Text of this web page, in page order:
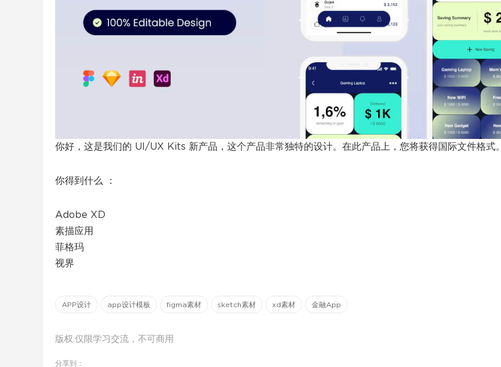
你好，这是我们的 UI/UX Kits 新产品，这个产品非常独特的设计。在此产品上，您将获得国际文件格式。
你得到什么 ：
Adobe XD
素描应用
菲格玛
视界
APP设计 app设计模板 figma素材 sketch素材 xd素材 金融App
版权:仅限学习交流，不可商用
分享到：